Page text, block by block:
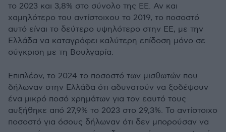
το 2023 και 3,8% στο σύνολο της ΕΕ. Αν και
χαμηλότερο του αντίστοιχου το 2019, το ποσοστό
αυτό είναι το δεύτερο υψηλότερο στην ΕΕ, με την
Ελλάδα να καταγράφει καλύτερη επίδοση μόνο σε
σύγκριση με τη Βουλγαρία.
Επιπλέον, το 2024 το ποσοστό των μισθωτών που
δήλωναν στην Ελλάδα ότι αδυνατούν να ξοδέψουν
ένα μικρό ποσό χρημάτων για τον εαυτό τους
αυξήθηκε από 27,9% το 2023 στο 29,3%. Το αντίστοιχο
ποσοστό για όσους δήλωναν ότι δεν μπορούσαν να